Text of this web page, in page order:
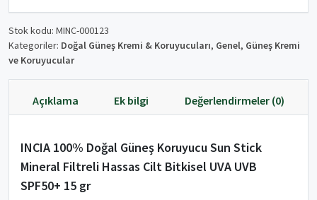
Stok kodu: MINC-000123
Kategoriler: Doğal Güneş Kremi & Koruyucuları, Genel, Güneş Kremi
ve Koruyucular
Açıklama Ek bilgi Değerlendirmeler (0)
INCIA 100% Doğal Güneş Koruyucu Sun Stick
Mineral Filtreli Hassas Cilt Bitkisel UVA UVB
SPF50+ 15 gr